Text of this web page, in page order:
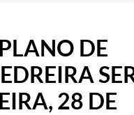
DE
28 DE